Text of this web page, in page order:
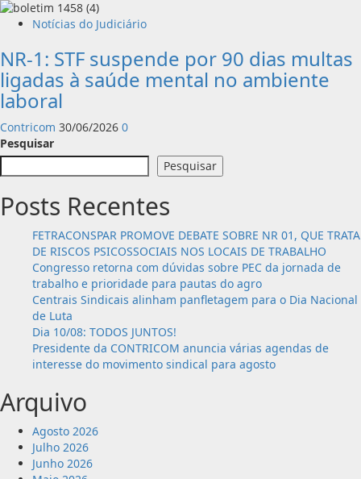
Notícias do Judiciário
NR-1: STF suspende por 90 dias multas
ligadas à saúde mental no ambiente
laboral
Contricom 30/06/2026 0
Pesquisar
Pesquisar
Posts Recentes
FETRACONSPAR PROMOVE DEBATE SOBRE NR 01, QUE TRATA
DE RISCOS PSICOSSOCIAIS NOS LOCAIS DE TRABALHO
Congresso retorna com dúvidas sobre PEC da jornada de
trabalho e prioridade para pautas do agro
Centrais Sindicais alinham panfletagem para o Dia Nacional
de Luta
Dia 10/08: TODOS JUNTOS!
Presidente da CONTRICOM anuncia várias agendas de
interesse do movimento sindical para agosto
Arquivo
Agosto 2026
Julho 2026
Junho 2026